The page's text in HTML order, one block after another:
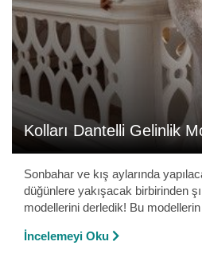
Kolları Dantelli Gelinlik
Sonbahar ve kış aylarında
düğünlere yakışacak birbirinden
modellerini derledik! Bu
İncelemeyi Oku